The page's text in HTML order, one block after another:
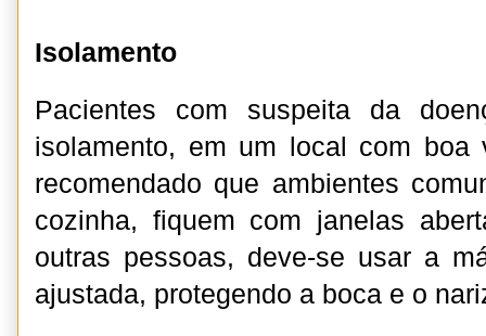
Isolamento
Pacientes com suspeita da
isolamento, em um local com boa
recomendado que ambientes
cozinha, fiquem com janelas
outras pessoas, deve-se usar a
ajustada, protegendo a boca e o